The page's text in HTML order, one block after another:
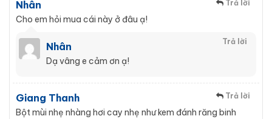
Nhân Trả lời
Cho em hỏi mua cái này ở đâu ạ!
Nhân Trả lời
Dạ vâng e cảm ơn ạ!
Giang Thanh Trả lời
Bột mùi nhẹ nhàng hơi cay nhẹ như kem đánh răng binh